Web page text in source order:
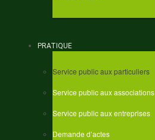
PRATIQUE
Service public aux particuliers
Service public aux associations
Service public aux entreprises
Demande d’actes